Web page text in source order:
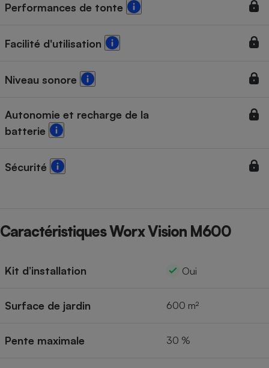
Performances de tonte
Facilité d'utilisation
Niveau sonore
Autonomie et recharge de la
batterie
Sécurité
Caractéristiques Worx Vision M600
Kit d’installation Oui
Surface de jardin 600 m²
Pente maximale 30 %